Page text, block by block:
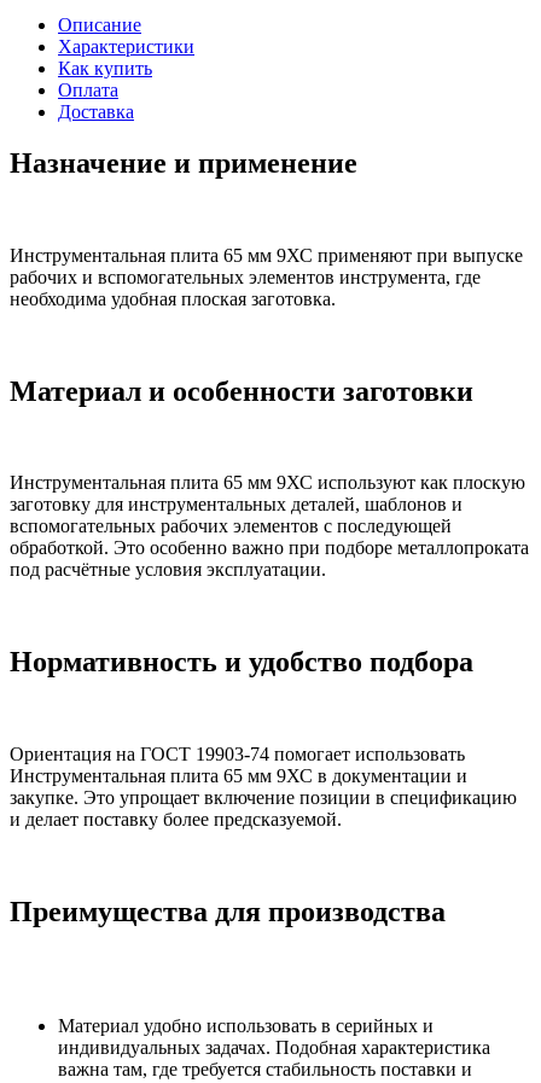
Описание
Характеристики
Как купить
Оплата
Доставка
Назначение и применение
Инструментальная плита 65 мм 9ХС применяют при выпуске
рабочих и вспомогательных элементов инструмента, где
необходима удобная плоская заготовка.
Материал и особенности заготовки
Инструментальная плита 65 мм 9ХС используют как плоскую
заготовку для инструментальных деталей, шаблонов и
вспомогательных рабочих элементов с последующей
обработкой. Это особенно важно при подборе металлопроката
под расчётные условия эксплуатации.
Нормативность и удобство подбора
Ориентация на ГОСТ 19903-74 помогает использовать
Инструментальная плита 65 мм 9ХС в документации и
закупке. Это упрощает включение позиции в спецификацию
и делает поставку более предсказуемой.
Преимущества для производства
Материал удобно использовать в серийных и
индивидуальных задачах. Подобная характеристика
важна там, где требуется стабильность поставки и